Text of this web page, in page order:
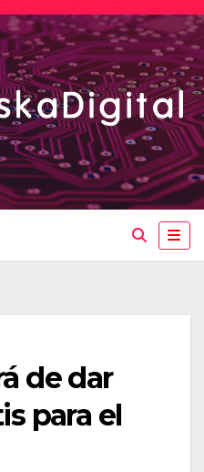
de dar
para el